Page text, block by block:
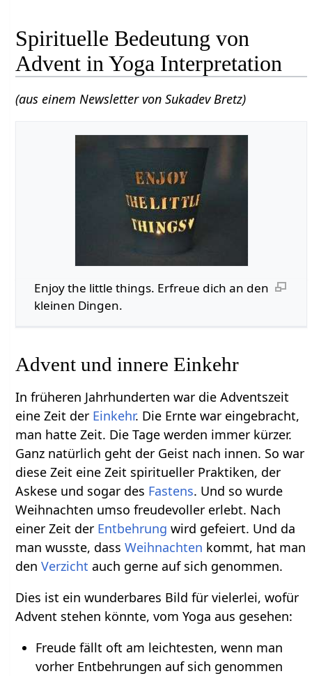
Spirituelle Bedeutung von
Advent in Yoga Interpretation
(aus einem Newsletter von Sukadev Bretz)
Enjoy the little things. Erfreue dich an den
kleinen Dingen.
Advent und innere Einkehr
In früheren Jahrhunderten war die Adventszeit
eine Zeit der Einkehr. Die Ernte war eingebracht,
man hatte Zeit. Die Tage werden immer kürzer.
Ganz natürlich geht der Geist nach innen. So war
diese Zeit eine Zeit spiritueller Praktiken, der
Askese und sogar des Fastens. Und so wurde
Weihnachten umso freudevoller erlebt. Nach
einer Zeit der Entbehrung wird gefeiert. Und da
man wusste, dassWeihnachten kommt, hat man
denVerzicht auch gerne auf sich genommen.
Dies ist ein wunderbares Bild für vielerlei, wofür
Advent stehen könnte, vom Yoga aus gesehen:
Freude fällt oft am leichtesten, wenn man
vorher Entbehrungen auf sich genommen